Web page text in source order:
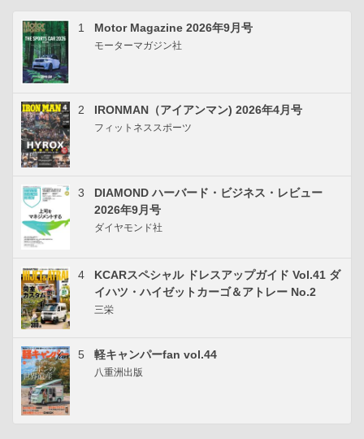
1 Motor Magazine 2026年9月号
モーターマガジン社
2 IRONMAN（アイアンマン) 2026年4月号
フィットネススポーツ
3
DIAMOND ハーバード・ビジネス・レビュー
2026年9月号
ダイヤモンド社
4
KCARスペシャル ドレスアップガイド Vol.41 ダ
イハツ・ハイゼットカーゴ＆アトレー No.2
三栄
5 軽キャンパーfan vol.44
八重洲出版